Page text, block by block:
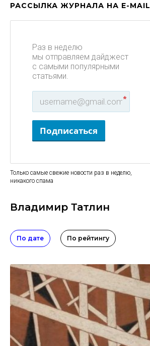
РАССЫЛКА ЖУРНАЛА НА E-MAIL
Раз в неделю
мы отправляем дайджест
с самыми популярными
статьями.
*
Подписаться
Только самые свежие новости раз в неделю,
никакого спама
Владимир Татлин
По дате По рейтингу